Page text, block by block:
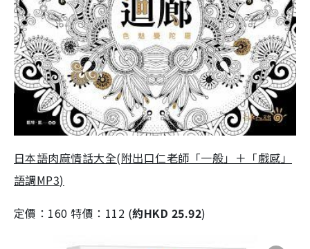
日本語肉麻情話大全(附出口仁老師「一般」＋「戲感」
語調MP3)
定價：160 特價：112 (約HKD 25.92)